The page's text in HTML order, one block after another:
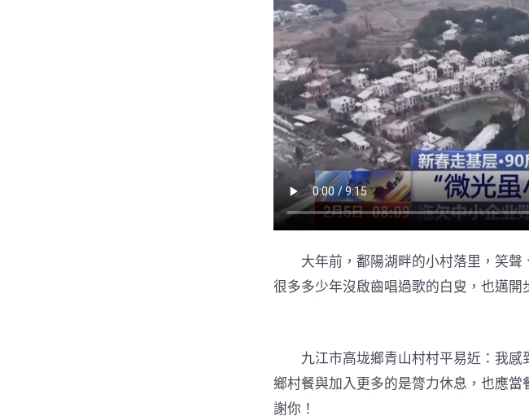
大年前，鄱陽湖畔的小村落里，笑聲
很多多少年沒啟齒唱過歌的白叟，也邁開
九江市高垅鄉青山村村平易近：我
鄉村餐與加入更多的是膂力休息，也應
謝你！